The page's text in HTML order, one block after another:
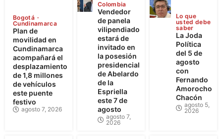
Bogotá
Cundinamarca
Plan de
movilidad en
Cundinamarca
acompañará el
desplazamiento
de 1,8 millones
de vehículos
este puente
festivo
agosto 7, 2026
Colombia
Vendedor
de panela
vilipendiado
estará de
invitado en
la posesión
presidencial
de Abelardo
de la
Espriella
este 7 de
agosto
agosto 7,
2026
Lo que
usted debe
saber
La Joda
Política
del 5 de
agosto
con
Fernando
Amorocho
Chacón
agosto 5,
2026